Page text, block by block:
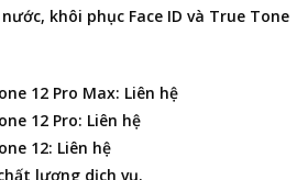
khôi phục Face ID và True Tone
12 Pro Max: Liên hệ
12 Pro: Liên hệ
12: Liên hệ
lượng dịch vụ.